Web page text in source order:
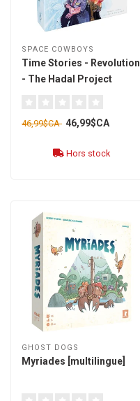
SPACE COWBOYS
Time Stories - Revolution
- The Hadal Project
46,99$CA 46,99$CA
Hors stock
GHOST DOGS
Myriades [multilingue]